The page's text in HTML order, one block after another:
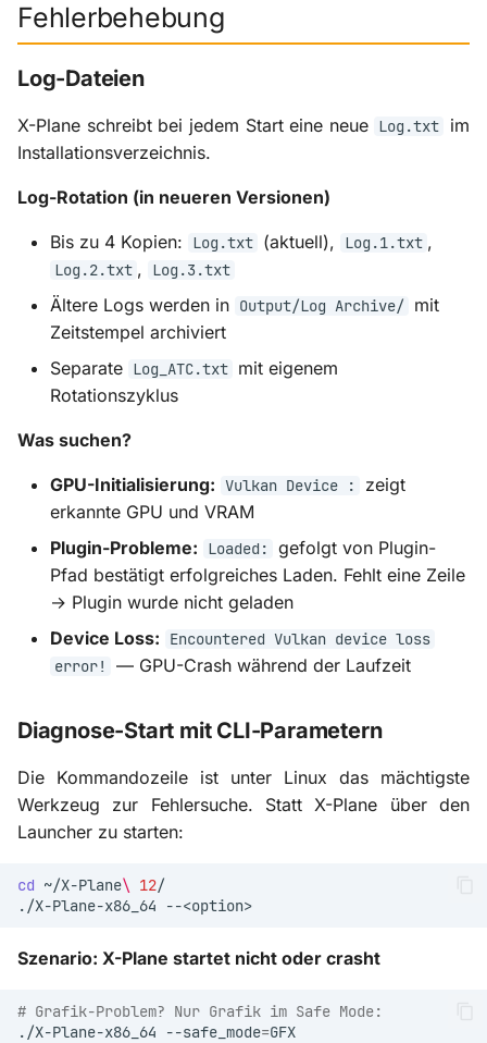
Fehlerbehebung
Log-Dateien
X-Plane schreibt bei jedem Start eine neue Log.txt
im
Installationsverzeichnis.
Log-Rotation (in neueren Versionen)
Bis zu 4 Kopien: Log.txt (aktuell), Log.1.txt ,
Log.2.txt , Log.3.txt
Ältere Logs werden in Output/Log Archive/ mit
Zeitstempel archiviert
Separate Log_ATC.txt mit eigenem
Rotationszyklus
Was suchen?
GPU-Initialisierung: Vulkan Device :
zeigt
erkannte GPU und VRAM
Plugin-Probleme:
Loaded:
gefolgt von Plugin-
Pfad bestätigt erfolgreiches Laden. Fehlt eine Zeile
→ Plugin wurde nicht geladen
Device Loss:
Encountered Vulkan device loss
error!
— GPU-Crash während der Laufzeit
Diagnose-Start mit CLI-Parametern
Die Kommandozeile ist unter Linux das mächtigste
Werkzeug zur Fehlersuche. Statt X-Plane über den
Launcher zu starten:
cd ~/X-Plane\ 12
./X-Plane-x86_64
Szenario: X-Plane startet nicht oder crasht
# Grafik-Problem? Nur Grafik im Safe Mode:
./X-Plane-x86_64
--safe_mode=